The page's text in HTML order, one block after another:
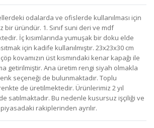
odalarda ve ofislerde kullanılması için
bir üründür. 1. Sınıf suni deri ve mdf
İç kısımlarında yumuşak bir doku elde
için kadife kullanılmıştır. 23x23x30 cm
kovamızın üst kısmındaki kenar kapağı ile
getirilmiştir. Ana üretim rengi siyah olmakla
seçeneği de bulunmaktadır. Toplu
de üretilmektedir. Ürünlerimiz 2 yıl
satılmaktadır. Bu nedenle kusursuz işçiliği ve
rakiplerinden ayrılır.